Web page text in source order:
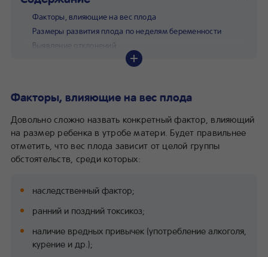
Факторы, влияющие на вес плода
Размеры развития плода по неделям беременности
Выявление отклонений
Профилактика отклонений в развитии плода по неделям
Факторы, влияющие на вес плода
Довольно сложно назвать конкретный фактор, влияющий
на размер ребенка в утробе матери. Будет правильнее
отметить, что вес плода зависит от целой группы
обстоятельств, среди которых:
наследственный фактор;
ранний и поздний токсикоз;
наличие вредных привычек (употребление алкоголя,
курение и др.);